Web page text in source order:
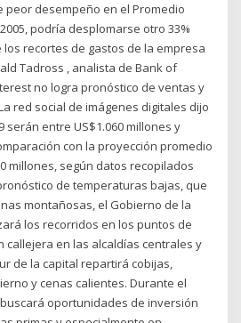
peor desempeño en el Promedio
podría desplomarse otro 33%
recortes de gastos de la empresa
Tadross , analista de Bank of
no logra pronóstico de ventas y
red social de imágenes digitales dijo
serán entre US$1.060 millones y
con la proyección promedio
millones, según datos recopilados
de temperaturas bajas, que
montañosas, el Gobierno de la
los recorridos en los puntos de
callejera en las alcaldías centrales y
de la capital repartirá cobijas,
y cenas calientes. Durante el
oportunidades de inversión